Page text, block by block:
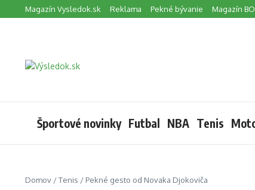
Preskočiť na obsah
Magazín Vysledok.sk Reklama Pekné bývanie Magazín
Športové novinky Futbal NBA Tenis
Domov /Tenis / Pekné gesto od Novaka Djokoviča